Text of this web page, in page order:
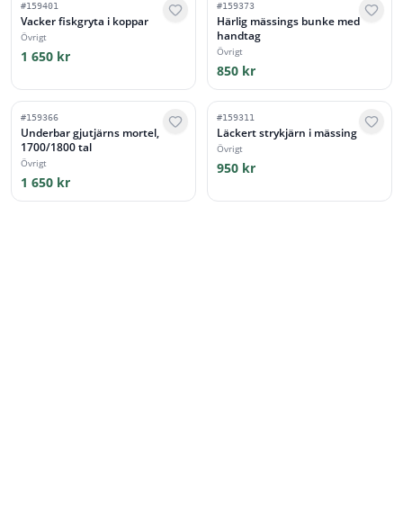
#159401
Vacker fiskgryta i koppar
Övrigt
1 650 kr
#159373
Härlig mässings bunke med
handtag
Övrigt
850 kr
#159366
Underbar gjutjärns mortel,
1700/1800 tal
Övrigt
1 650 kr
#159311
Läckert strykjärn i mässing
Övrigt
950 kr